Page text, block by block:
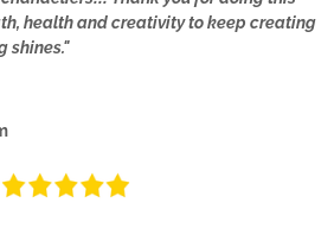
health and creativity to keep creating
shines."